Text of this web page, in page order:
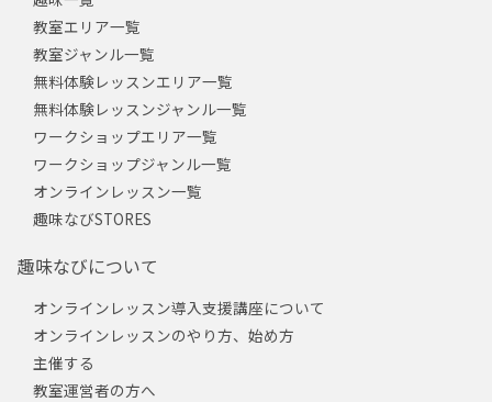
教室エリア一覧
教室ジャンル一覧
無料体験レッスンエリア一覧
無料体験レッスンジャンル一覧
ワークショップエリア一覧
ワークショップジャンル一覧
オンラインレッスン一覧
趣味なびSTORES
趣味なびについて
オンラインレッスン導入支援講座について
オンラインレッスンのやり方、始め方
主催する
教室運営者の方へ